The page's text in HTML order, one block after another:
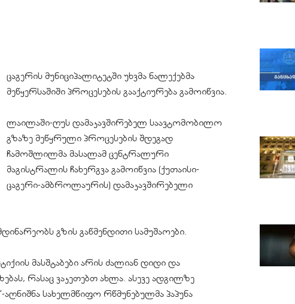
ცაგერის მუნიციპალიტეტში უხვმა ნალექებმა
მეწყერსაშიში პროცესების გააქტიურება გამოიწვია.
ლაილაში-ღუს დამაკავშირებელ საავტომობილო
გზაზე მეწყრული პროცესების შდეგად
ჩამოშლილმა მასალამ ცენტრალური
მაგისტრალის ჩახერგვა გამოიწვია (ქუთაისი-
ცაგერი-ამბროლაურის) დამაკავშირებელი
გზის გაწმენდითი სამუშაოები.
მასშტაბები არის ძალიან დიდი და
რასაც ვაკეთებთ ახლა. ასევე ადგილზე
სახელმწიფო რწმუნებულმა პაპუნა